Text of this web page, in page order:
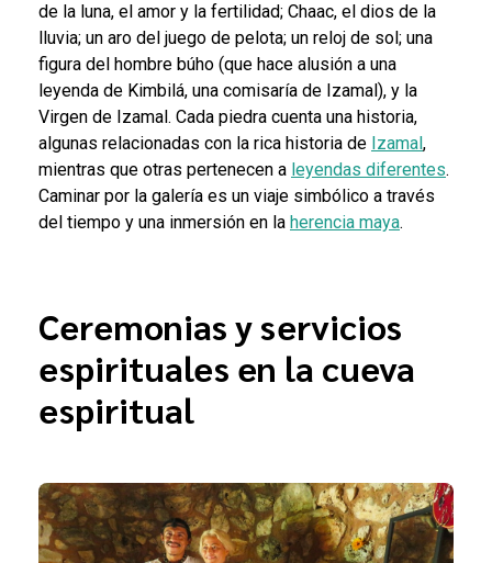
de la luna, el amor y la fertilidad; Chaac, el dios de la
lluvia; un aro del juego de pelota; un reloj de sol; una
figura del hombre búho (que hace alusión a una
leyenda de Kimbilá, una comisaría de Izamal), y la
Virgen de Izamal. Cada piedra cuenta una historia,
algunas relacionadas con la rica historia de Izamal ,
mientras que otras pertenecen a leyendas diferentes.
Caminar por la galería es un viaje simbólico a través
del tiempo y una inmersión en la herencia maya.
Ceremonias y servicios
espirituales en la cueva
espiritual